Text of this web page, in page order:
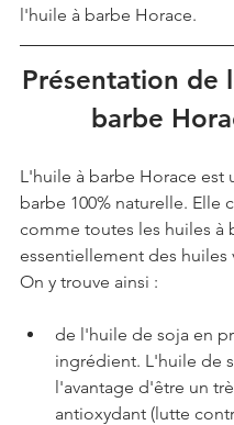
l'huile à barbe Horace.
Présentation de
barbe
L'huile à barbe Horace est
barbe 100% naturelle. Elle
comme toutes les huiles à
essentiellement des huiles
On y trouve ainsi :
de l'huile de soja en
ingrédient. L'huile de
l'avantage d'être un
antioxydant (lutte